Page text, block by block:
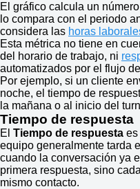
El gráfico calcula un
lo compara con el periodo
considera las horas
Esta métrica no tiene en
del horario de trabajo, ni
automatizados por el flujo de
Por ejemplo, si un cliente
noche, el tiempo de
la mañana o al inicio del
Tiempo de respuesta
El Tiempo de respuesta es
equipo generalmente tarda
cuando la conversación ya
primera respuesta, sino
mismo contacto.